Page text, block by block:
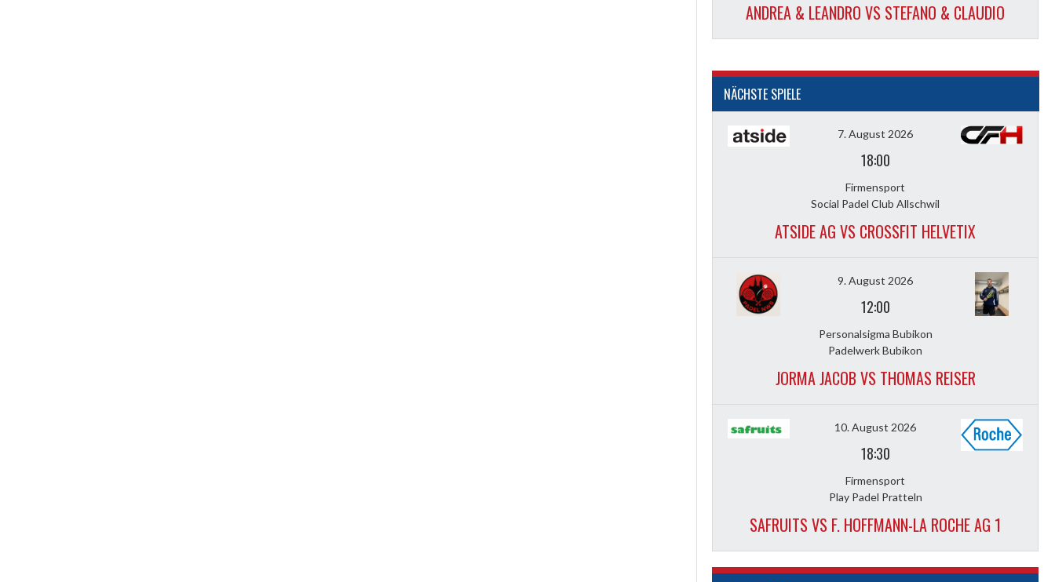
ANDREA & LEANDRO VS STEFANO & CLAUDIO
NÄCHSTE SPIELE
7. August 2026
18:00
Firmensport
Social Padel Club Allschwil
ATSIDE AG VS CROSSFIT HELVETIX
9. August 2026
12:00
Personalsigma Bubikon
Padelwerk Bubikon
JORMA JACOB VS THOMAS REISER
10. August 2026
18:30
Firmensport
Play Padel Pratteln
SAFRUITS VS F. HOFFMANN-LA ROCHE AG 1